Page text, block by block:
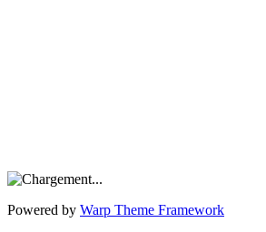
Powered by Warp Theme Framework